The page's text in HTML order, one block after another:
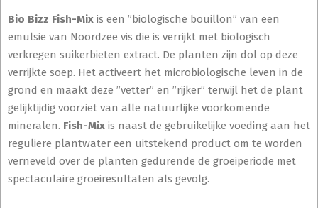
Bio Bizz Fish-Mix is een ”biologische bouillon” van een
emulsie van Noordzee vis die is verrijkt met biologisch
verkregen suikerbieten extract. De planten zijn dol op deze
verrijkte soep. Het activeert het microbiologische leven in de
grond en maakt deze ”vetter” en ”rijker” terwijl het de plant
gelijktijdig voorziet van alle natuurlijke voorkomende
mineralen. Fish-Mix is naast de gebruikelijke voeding aan het
reguliere plantwater een uitstekend product om te worden
verneveld over de planten gedurende de groeiperiode met
spectaculaire groeiresultaten als gevolg.